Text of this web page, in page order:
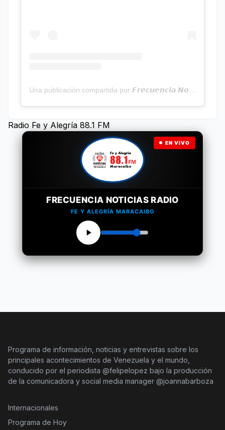
Radio Fe y Alegría 88.1 FM
EN VIVO
FRECUENCIA NOTICIAS RADIO
FE Y ALEGRÍA MARACAIBO
Programa de información, noticias y entrevistas sobre los
principales acontecimientos de Venezuela y el mundo,
conducido por el periodista @felipelopez bajo la producción
de la comunicadora y social media manager @joannabarboza
Internacionales
Programa de Hoy